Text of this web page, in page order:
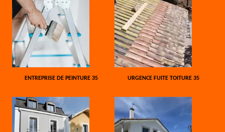
ENTREPRISE DE PEINTURE 35 URGENCE FUITE TOITURE 35